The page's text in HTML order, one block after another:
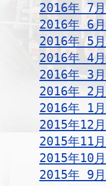
2016年 7月
2016年 6月
2016年 5月
2016年 4月
2016年 3月
2016年 2月
2016年 1月
2015年12月
2015年11月
2015年10月
2015年 9月